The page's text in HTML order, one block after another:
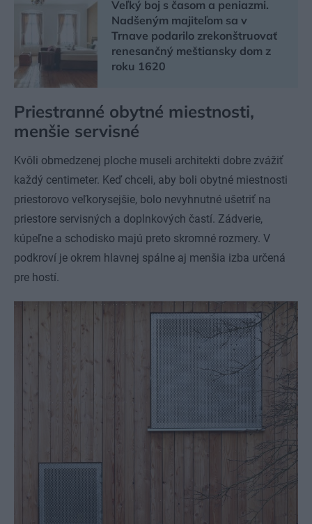
Veľký boj s časom a peniazmi.
Nadšeným majiteľom sa v
Trnave podarilo zrekonštruovať
renesančný meštiansky dom z
roku 1620
Priestranné obytné miestnosti,
menšie servisné
Kvôli obmedzenej ploche museli architekti dobre zvážiť
každý centimeter. Keď chceli, aby boli obytné miestnosti
priestorovo veľkorysejšie, bolo nevyhnutné ušetriť na
priestore servisných a doplnkových častí. Zádverie,
kúpeľne a schodisko majú preto skromné ​​rozmery. V
podkroví je okrem hlavnej spálne aj menšia izba určená
pre hostí.